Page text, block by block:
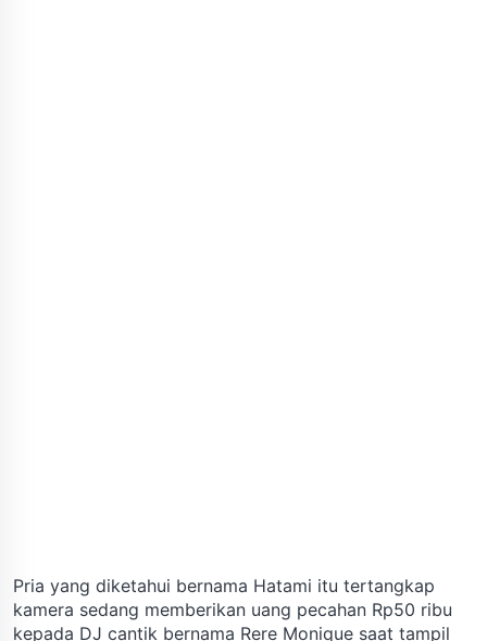
Pria yang diketahui bernama Hatami itu tertangkap
kamera sedang memberikan uang pecahan Rp50 ribu
kepada DJ cantik bernama Rere Monique saat tampil